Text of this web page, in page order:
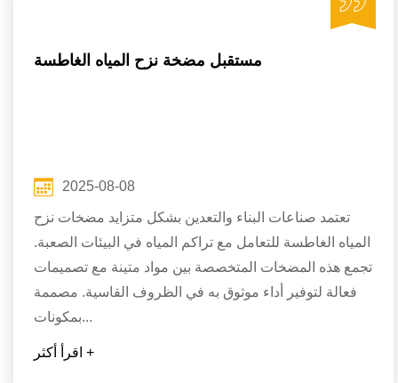
مستقبل مضخة نزح المياه الغاطسة
2025-08-08
تعتمد صناعات البناء والتعدين بشكل متزايد مضخات نزح
المياه الغاطسة للتعامل مع تراكم المياه في البيئات الصعبة.
تجمع هذه المضخات المتخصصة بين مواد متينة مع تصميمات
فعالة لتوفير أداء موثوق به في الظروف القاسية. مصممة
بمكونات...
اقرأ أكثر +